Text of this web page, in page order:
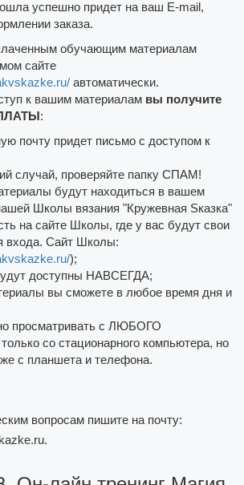
успешно придет на ваш E-mail,
заказа.
обучающим материалам
сайте
автоматически.
к вашим материалам вы получите
:
почту придет письмо с доступом к
случай, проверяйте папку СПАМ!
будут находиться в вашем
Школы вязания "Кружевная Sказка"
на сайте Школы, где у вас будут свои
входа. Сайт Школы:
);
доступны НАВСЕГДА;
вы сможете в любое время дня и
просматривать с ЛЮБОГО
со стационарного компьютера, но
с планшета и телефона.
вопросам пишите на почту: